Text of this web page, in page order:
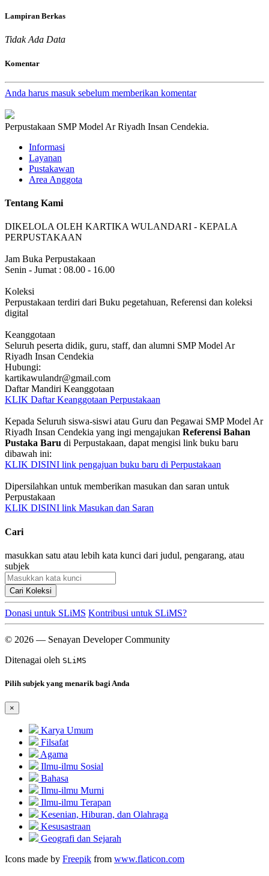
Lampiran Berkas
Tidak Ada Data
Komentar
Anda harus masuk sebelum memberikan komentar
Perpustakaan SMP Model Ar Riyadh Insan Cendekia.
Informasi
Layanan
Pustakawan
Area Anggota
Tentang Kami
DIKELOLA OLEH KARTIKA WULANDARI - KEPALA
PERPUSTAKAAN
Jam Buka Perpustakaan
Senin - Jumat : 08.00 - 16.00
Koleksi
Perpustakaan terdiri dari Buku pegetahuan, Referensi dan koleksi
digital
Keanggotaan
Seluruh peserta didik, guru, staff, dan alumni SMP Model Ar
Riyadh Insan Cendekia
Hubungi:
kartikawulandr@gmail.com
Daftar Mandiri Keanggotaan
KLIK Daftar Keanggotaan Perpustakaan
Kepada Seluruh siswa-siswi atau Guru dan Pegawai SMP Model Ar
Riyadh Insan Cendekia yang ingi mengajukan Referensi Bahan
Pustaka Baru di Perpustakaan, dapat mengisi link buku baru
dibawah ini:
KLIK DISINI link pengajuan buku baru di Perpustakaan
Dipersilahkan untuk memberikan masukan dan saran untuk
Perpustakaan
KLIK DISINI link Masukan dan Saran
Cari
masukkan satu atau lebih kata kunci dari judul, pengarang, atau
subjek
Cari Koleksi
Donasi untuk SLiMS Kontribusi untuk SLiMS?
© 2026 — Senayan Developer Community
Ditenagai oleh SLiMS
Pilih subjek yang menarik bagi Anda
×
Karya Umum
Filsafat
Agama
Ilmu-ilmu Sosial
Bahasa
Ilmu-ilmu Murni
Ilmu-ilmu Terapan
Kesenian, Hiburan, dan Olahraga
Kesusastraan
Geografi dan Sejarah
Icons made by Freepik from www.flaticon.com